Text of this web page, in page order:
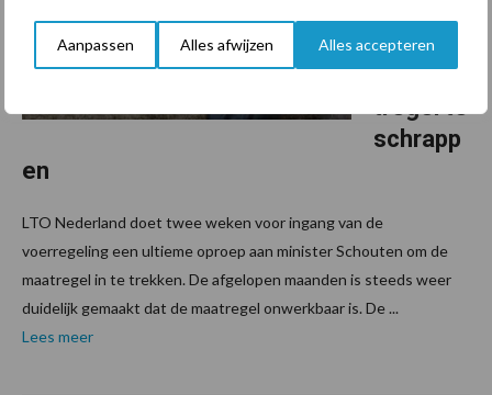
Aanpassen Alles afwijzen Alles accepteren
om
voermaa
tregel te
schrapp
en
LTO Nederland doet twee weken voor ingang van de
voerregeling een ultieme oproep aan minister Schouten om de
maatregel in te trekken. De afgelopen maanden is steeds weer
duidelijk gemaakt dat de maatregel onwerkbaar is. De ...
Lees meer